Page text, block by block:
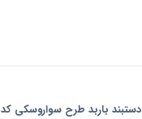
دستبند باربد طرح سواروسکی کد T15